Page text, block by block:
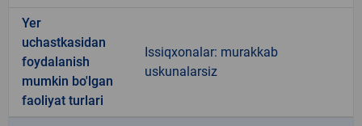
Yer
uchastkasidan
foydalanish
mumkin bo'lgan
faoliyat turlari
Issiqxonalar: murakkab
uskunalarsiz